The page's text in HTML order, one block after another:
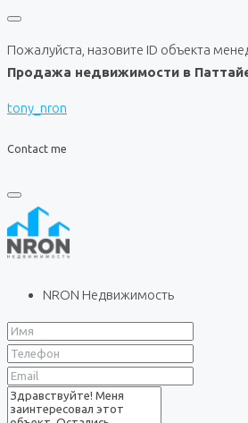
Пожалуйста, назовите ID объекта
Продажа недвижимости в Паттайе
tony_nron
Contact me
NRON Недвижимость